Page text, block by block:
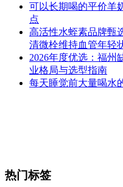
可以长期喝的平价羊
点
高活性水蛭素品牌甄
清微栓维持血管年轻
2026年度优选：福州
业格局与选型指南
每天睡觉前大量喝水
热门标签